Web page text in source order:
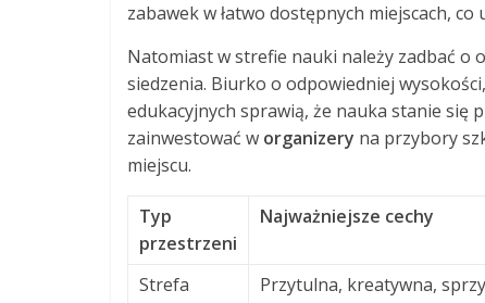
zabawek w łatwo dostępnych miejscach,
Natomiast w strefie nauki należy zadbać o
siedzenia. Biurko o odpowiedniej
edukacyjnych sprawią, że nauka stanie się
zainwestować w organizery na przybory
miejscu.
Typ
przestrzeni
Najważniejsze cechy
Strefa
Przytulna, kreatywna,